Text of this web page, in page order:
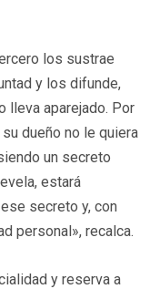
los sustrae
y los difunde,
lleva aparejado. Por
dueño no le quiera
un secreto
estará
secreto y, con
personal», recalca.
y reserva a